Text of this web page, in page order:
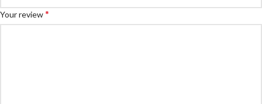
Your review*